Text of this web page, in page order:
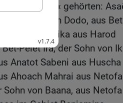
Helden« gehörten:
der Sohn von Dodo, aus
aus Harod Elika aus Harod
Pelet Ira, der Sohn von
Anatot Sabeni aus Huscha
Ahoach Mahrai aus Netofa
Sohn von Baana, aus